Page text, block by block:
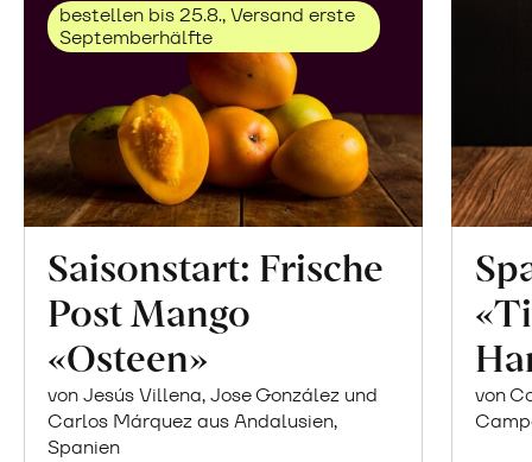
bestellen bis 25.8., Versand erste
Septemberhälfte
Saisonstart: Frische
Post Mango
«Osteen»
von Jesús Villena, Jose González und
Carlos Márquez aus Andalusien,
Spanien
von